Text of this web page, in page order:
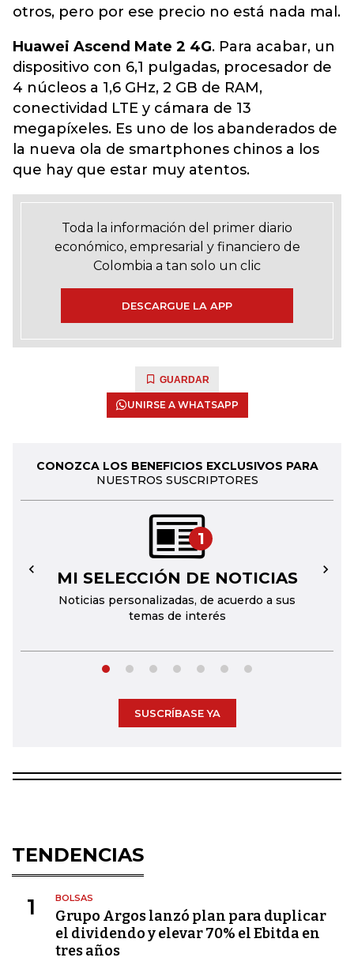
otros, pero por ese precio no está nada mal.
Huawei Ascend Mate 2 4G. Para acabar, un
dispositivo con 6,1 pulgadas, procesador de
4 núcleos a 1,6 GHz, 2 GB de RAM,
conectividad LTE y cámara de 13
megapíxeles. Es uno de los abanderados de
la nueva ola de smartphones chinos a los
que hay que estar muy atentos.
Toda la información del primer diario
económico, empresarial y financiero de
Colombia a tan solo un clic
DESCARGUE LA APP
GUARDAR
UNIRSE A WHATSAPP
CONOZCA LOS BENEFICIOS EXCLUSIVOS PARA
NUESTROS SUSCRIPTORES
1
MI SELECCIÓN DE NOTICIAS
Noticias personalizadas, de acuerdo a sus
temas de interés
← →
SUSCRÍBASE YA
TENDENCIAS
1 BOLSAS
Grupo Argos lanzó plan para duplicar
el dividendo y elevar 70% el Ebitda en
tres años